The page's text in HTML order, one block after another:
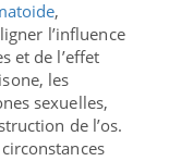
,
l’influence
et de l’effet
les
sexuelles,
de l’os.